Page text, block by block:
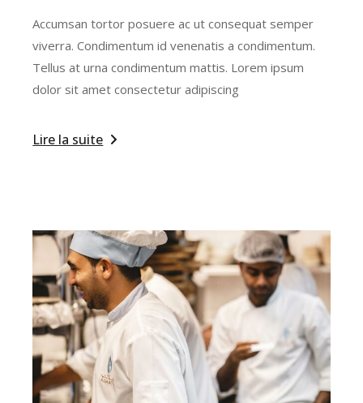
Accumsan tortor posuere ac ut consequat semper
viverra. Condimentum id venenatis a condimentum.
Tellus at urna condimentum mattis. Lorem ipsum
dolor sit amet consectetur adipiscing
Lire la suite